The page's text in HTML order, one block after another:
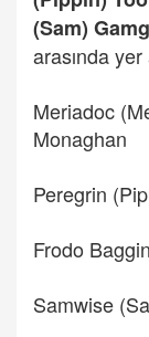
(Sam)
arasında yer
Meriadoc
Monaghan
Peregrin
Frodo
Samwise